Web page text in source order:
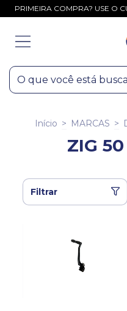
PRIMEIRA COMPRA? USE O
Início > MARCAS >
ZIG
Filtrar